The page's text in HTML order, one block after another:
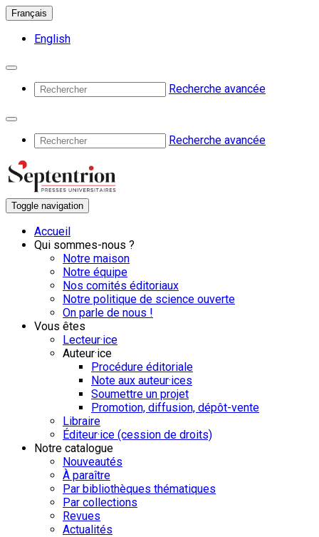
Français
English
Recherche avancée
Recherche avancée
Toggle navigation
Accueil
Qui sommes-nous ?
Notre maison
Notre équipe
Nos comités éditoriaux
Notre politique de science ouverte
On parle de nous !
Vous êtes
Lecteur·ice
Auteur·ice
Procédure éditoriale
Note aux auteur·ices
Soumettre un projet
Promotion, diffusion, dépôt-vente
Libraire
Éditeur·ice (cession de droits)
Notre catalogue
Nouveautés
À paraître
Par bibliothèques thématiques
Par collections
Revues
Actualités